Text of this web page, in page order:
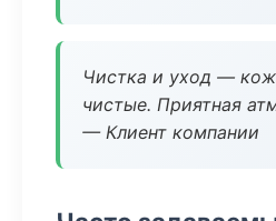
Чистка и уход —
чистые. Приятная
— Клиент компании